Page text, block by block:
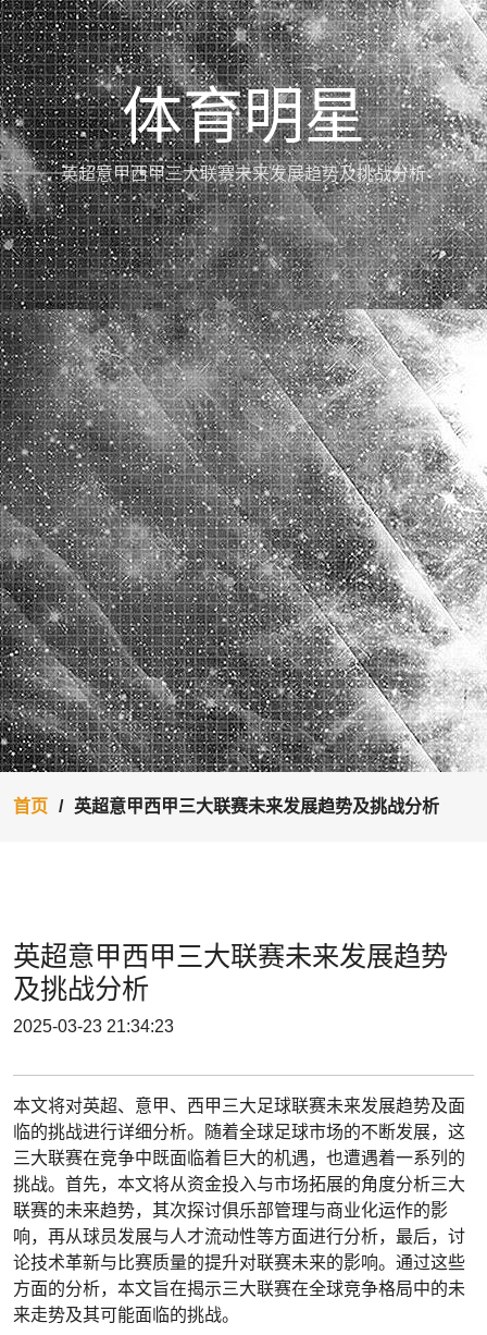
体育明星
英超意甲西甲三大联赛未来发展趋势及挑战分析
首页 英超意甲西甲三大联赛未来发展趋势及挑战分析
英超意甲西甲三大联赛未来发展趋势
及挑战分析
2025-03-23 21:34:23
本文将对英超、意甲、西甲三大足球联赛未来发展趋势及面
临的挑战进行详细分析。随着全球足球市场的不断发展，这
三大联赛在竞争中既面临着巨大的机遇，也遭遇着一系列的
挑战。首先，本文将从资金投入与市场拓展的角度分析三大
联赛的未来趋势，其次探讨俱乐部管理与商业化运作的影
响，再从球员发展与人才流动性等方面进行分析，最后，讨
论技术革新与比赛质量的提升对联赛未来的影响。通过这些
方面的分析，本文旨在揭示三大联赛在全球竞争格局中的未
来走势及其可能面临的挑战。